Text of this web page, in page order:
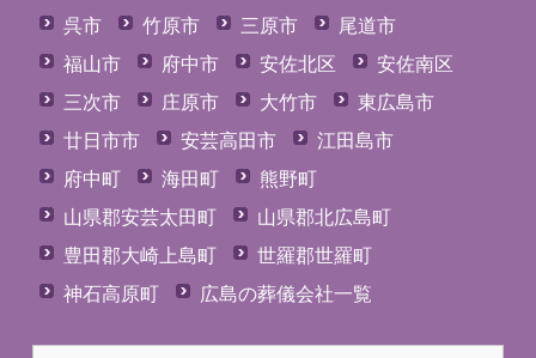
呉市
竹原市 三原市
尾道市
福山市
府中市 安佐北区
安佐南区
三次市
庄原市 大竹市
東広島市
廿日市市
安芸高田市
江田島市
府中町
海田町
熊野町
山県郡安芸太田町
山県郡北広島町
豊田郡大崎上島町
世羅郡世羅町
神石高原町
広島の葬儀会社一覧